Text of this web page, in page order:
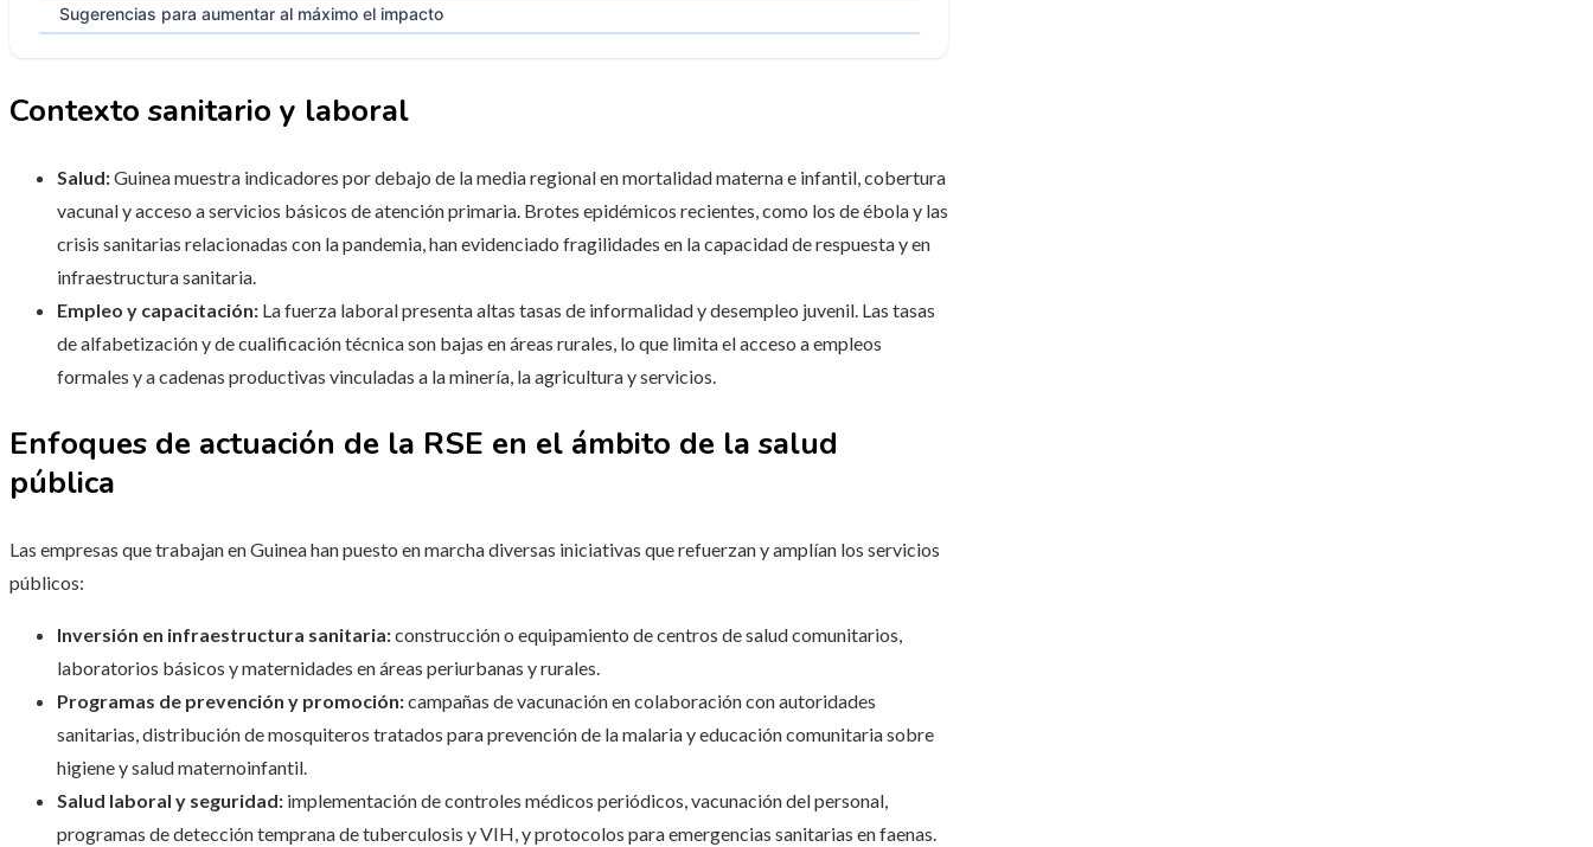
Sugerencias para aumentar al máximo el impacto
Contexto sanitario y laboral
Salud:Guinea muestra indicadores por debajo de la media regional en mortalidad materna e infantil, cobertura
vacunal y acceso a servicios básicos de atención primaria. Brotes epidémicos recientes, como los de ébola y las
crisis sanitarias relacionadas con la pandemia, han evidenciado fragilidades en la capacidad de respuesta y en
infraestructura sanitaria.
Empleo y capacitación: La fuerza laboral presenta altas tasas de informalidad y desempleo juvenil. Las tasas
de alfabetización y de cualificación técnica son bajas en áreas rurales, lo que limita el acceso a empleos
formales y a cadenas productivas vinculadas a la minería, la agricultura y servicios.
Enfoques de actuación de la RSE en el ámbito de la salud
pública
Las empresas que trabajan en Guinea han puesto en marcha diversas iniciativas que refuerzan y amplían los servicios
públicos:
Inversión en infraestructura sanitaria:construcción o equipamiento de centros de salud comunitarios,
laboratorios básicos y maternidades en áreas periurbanas y rurales.
Programas de prevención y promoción:campañas de vacunación en colaboración con autoridades
sanitarias, distribución de mosquiteros tratados para prevención de la malaria y educación comunitaria sobre
higiene y salud maternoinfantil.
Salud laboral y seguridad: implementación de controles médicos periódicos, vacunación del personal,
programas de detección temprana de tuberculosis y VIH, y protocolos para emergencias sanitarias en faenas.